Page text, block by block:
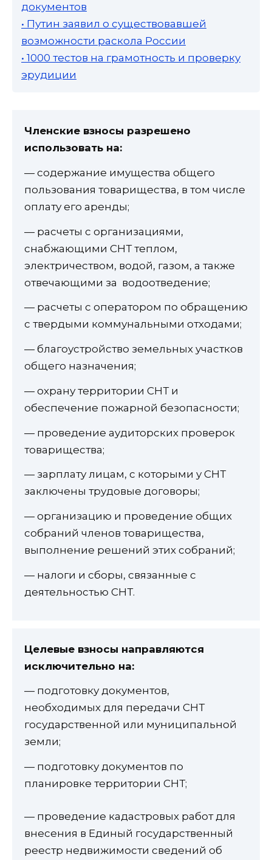
документов
• Путин заявил о существовавшей
возможности раскола России
• 1000 тестов на грамотность и проверку
эрудиции
Членские взносы разрешено
использовать на:
— содержание имущества общего
пользования товарищества, в том числе
оплату его аренды;
— расчеты с организациями,
снабжающими СНТ теплом,
электричеством, водой, газом, а также
отвечающими за водоотведение;
— расчеты с оператором по обращению
с твердыми коммунальными отходами;
— благоустройство земельных участков
общего назначения;
— охрану территории СНТ и
обеспечение пожарной безопасности;
— проведение аудиторских проверок
товарищества;
— зарплату лицам, с которыми у СНТ
заключены трудовые договоры;
— организацию и проведение общих
собраний членов товарищества,
выполнение решений этих собраний;
— налоги и сборы, связанные с
деятельностью СНТ.
Целевые взносы направляются
исключительно на:
— подготовку документов,
необходимых для передачи СНТ
государственной или муниципальной
земли;
— подготовку документов по
планировке территории СНТ;
— проведение кадастровых работ для
внесения в Единый государственный
реестр недвижимости сведений об